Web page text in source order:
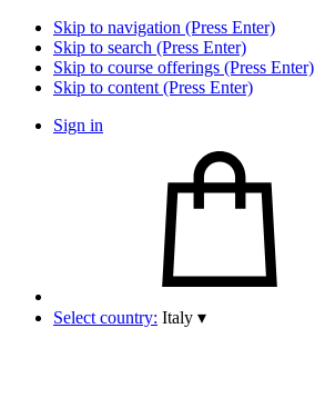
Skip to navigation (Press Enter)
Skip to search (Press Enter)
Skip to course offerings (Press Enter)
Skip to content (Press Enter)
Sign in
Select country: Italy ▾